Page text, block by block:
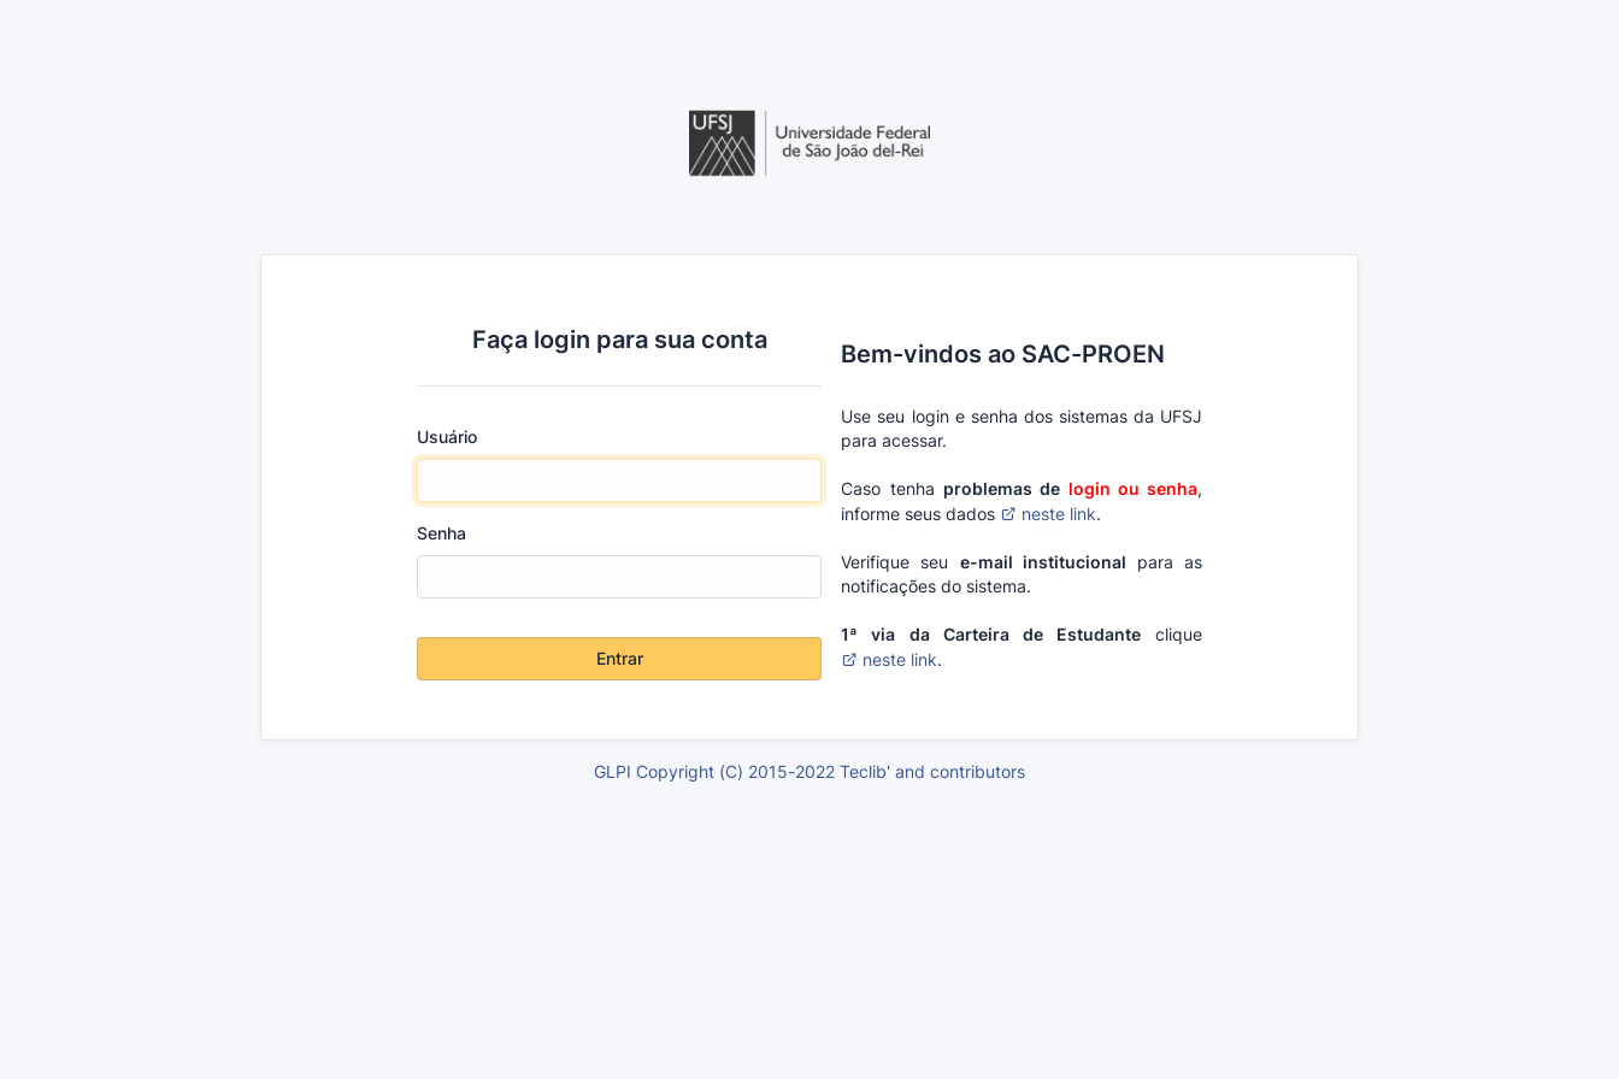
Faça login para sua conta
Usuário
Senha
Entrar
Bem-vindos ao SAC-PROEN
Use seu login e senha dos sistemas da UFSJ
para acessar.
Caso tenha problemas de login ou senha,
informe seus dados
neste link.
Verifique seu e-mail institucional para as
notificações do sistema.
1ª via da Carteira de Estudante clique
neste link.
GLPI Copyright (C) 2015-2022 Teclib' and contributors